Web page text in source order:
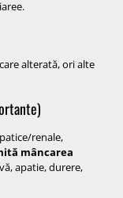
alterată, ori alte
renale,
mâncarea
apatie, durere,